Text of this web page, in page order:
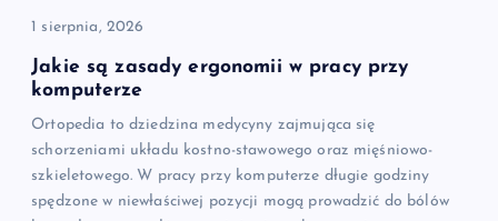
s
u
1 sierpnia, 2026
Jakie są zasady ergonomii w pracy przy
komputerze
Ortopedia to dziedzina medycyny zajmująca się
schorzeniami układu kostno-stawowego oraz mięśniowo-
szkieletowego. W pracy przy komputerze długie godziny
spędzone w niewłaściwej pozycji mogą prowadzić do bólów